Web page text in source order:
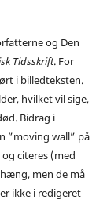
og Den
Tidsskrift. For
i billedteksten.
hvilket vil sige,
Bidrag i
”moving wall” på
citeres (med
men de må
ikke i redigeret